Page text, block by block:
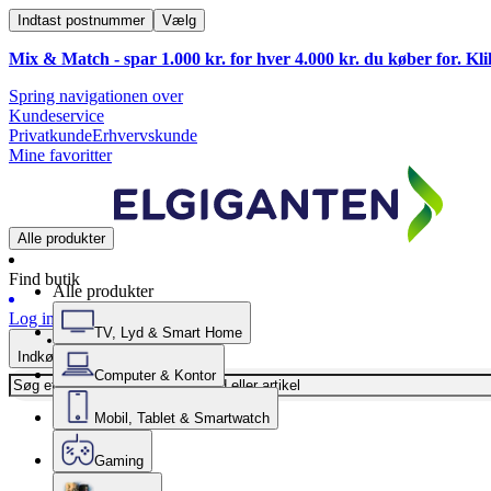
Indtast postnummer Vælg
Mix & Match - spar 1.000 kr. for hver 4.000 kr. du køber for.
Spring navigationen over
Kundeservice
PrivatkundeErhvervskunde
Mine favoritter
Alle produkter
Find butik
Log ind
Indkøbskurv
Alle produkter
TV, Lyd & Smart Home
Computer & Kontor
Mobil, Tablet & Smartwatch
Gaming